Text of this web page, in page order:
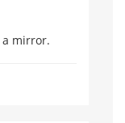
a mirror.